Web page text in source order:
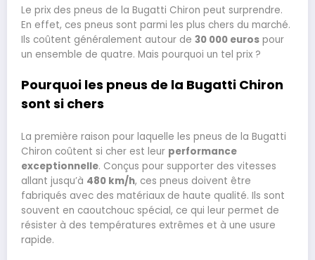
Le prix des pneus de la Bugatti Chiron peut surprendre.
En effet, ces pneus sont parmi les plus chers du marché.
Ils coûtent généralement autour de 30 000 euros pour
un ensemble de quatre. Mais pourquoi un tel prix ?
Pourquoi les pneus de la Bugatti Chiron
sont si chers
La première raison pour laquelle les pneus de la Bugatti
Chiron coûtent si cher est leur performance
exceptionnelle. Conçus pour supporter des vitesses
allant jusqu’à 480 km/h, ces pneus doivent être
fabriqués avec des matériaux de haute qualité. Ils sont
souvent en caoutchouc spécial, ce qui leur permet de
résister à des températures extrêmes et à une usure
rapide.